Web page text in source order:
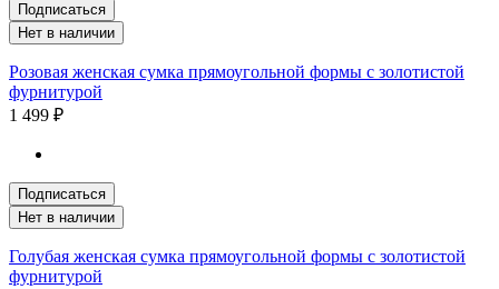
Подписаться
Нет в наличии
Розовая женская сумка прямоугольной формы с золотистой
фурнитурой
1 499 ₽
Подписаться
Нет в наличии
Голубая женская сумка прямоугольной формы с золотистой
фурнитурой